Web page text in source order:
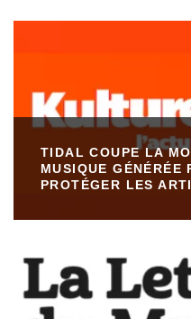
TIDAL COUPE LA
MUSIQUE GÉNÉRÉE
PROTÉGER LES